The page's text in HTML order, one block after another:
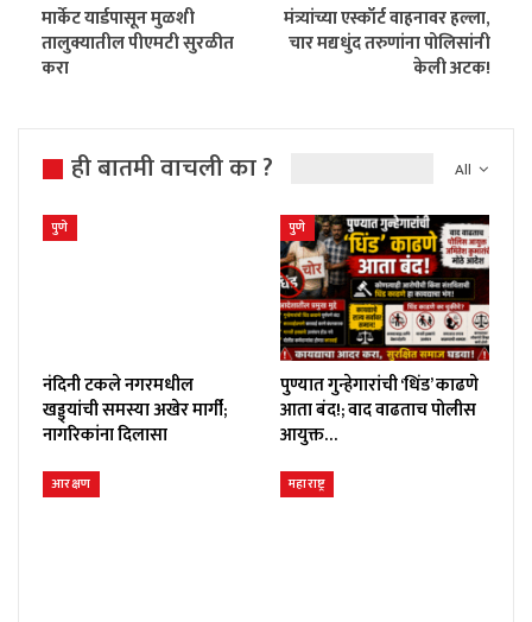
मार्केट यार्डपासून मुळशी
तालुक्यातील पीएमटी सुरळीत
करा
मंत्र्यांच्या एस्कॉर्ट वाहनावर हल्ला,
चार मद्यधुंद तरुणांना पोलिसांनी
केली अटक!
All
ही बातमी वाचली का ?
पुणे
नंदिनी टकले नगरमधील
खड्ड्यांची समस्या अखेर मार्गी;
नागरिकांना दिलासा
पुणे
पुण्यात गुन्हेगारांची ‘धिंड’ काढणे
आता बंद!; वाद वाढताच पोलीस
आयुक्त…
आरक्षण महाराष्ट्र